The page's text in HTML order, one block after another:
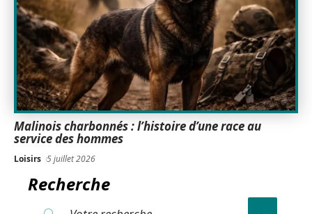
Malinois charbonnés : l’histoire d’une race au
service des hommes
Loisirs 5 juillet 2026
Recherche